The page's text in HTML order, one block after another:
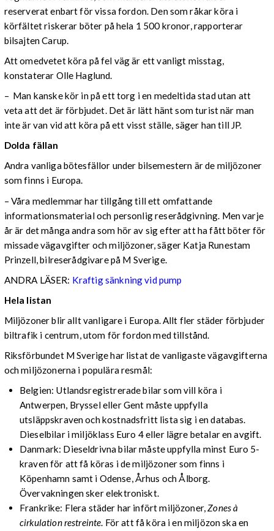
reserverat enbart för vissa fordon. Den som råkar köra i
körfältet riskerar böter på hela 1 500 kronor, rapporterar
bilsajten Carup.
Att omedvetet köra på fel väg är ett vanligt misstag,
konstaterar Olle Haglund.
– Man kanske kör in på ett torg i en medeltida stad utan att
veta att det är förbjudet. Det är lätt hänt som turist när man
inte är van vid att köra på ett visst ställe, säger han till JP.
Dolda fällan
Andra vanliga bötesfällor under bilsemestern är de miljözoner
som finns i Europa.
– Våra medlemmar har tillgång till ett omfattande
informationsmaterial och personlig reserådgivning. Men varje
år är det många andra som hör av sig efter att ha fått böter för
missade vägavgifter och miljözoner, säger Katja Runestam
Prinzell, bilreserådgivare på M Sverige.
ANDRA LÄSER: Kraftig sänkning vid pump
Hela listan
Miljözoner blir allt vanligare i Europa. Allt fler städer förbjuder
biltrafik i centrum, utom för fordon med tillstånd.
Riksförbundet M Sverige har listat de vanligaste vägavgifterna
och miljözonerna i populära resmål:
Belgien: Utlandsregistrerade bilar som vill köra i
Antwerpen, Bryssel eller Gent måste uppfylla
utsläppskraven och kostnadsfritt lista sig i en databas.
Dieselbilar i miljöklass Euro 4 eller lägre betalar en avgift.
Danmark: Dieseldrivna bilar måste uppfylla minst Euro 5-
kraven för att få köras i de miljözoner som finns i
Köpenhamn samt i Odense, Århus och Ålborg.
Övervakningen sker elektroniskt.
Frankrike: Flera städer har infört miljözoner,Zones à
cirkulation restreinte. För att få köra i en miljözon ska en